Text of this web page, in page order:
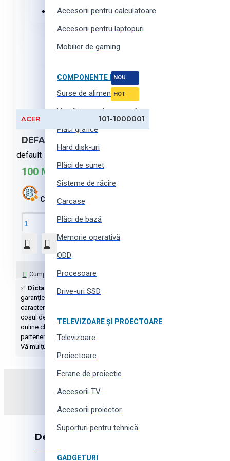
Haine, încălțăminte și accesorii
Accesorii pentru calculatoare
Accesorii pentru laptopuri
Mobilier de gaming
COMPONENTE PC
Surse de alimentare
Ventilatoare de carcasă
Plăci grafice
Hard disk-uri
Plăci de sunet
Sisteme de răcire
Carcase
Plăci de bază
Memorie operativă
ODD
Procesoare
Drive-uri SSD
TELEVIZOARE ȘI PROECTOARE
Televizoare
Proiectoare
Ecrane de proiectie
Accesorii TV
Accesorii proiector
Suporturi pentru tehnică
GADGETURI
NOU
HOT
ACER 101-1000001
DEFAULT-products (ro)
default
100 MDL
Cashback:0 MDL
În Coş
Cumpără cu 1 click
✅ Dictafoanecu livrare în Moldova la cel mai jos preț. ⚡
garanție oficială de la producător. ➤➤➤ Mare sortiment și alegere
caracteristici, poze, furnizorul și recenzii - puteți găsi în fișa
coșul de cumpărături sau cumpărați cu un singur clic. ⭐️ Puteți
online chat, messengeri sau rețele sociale, folosind funcționalitatea
partenerii noștri a online-megamarketului
Vă mulțumim pentru încredere!
Despre companie